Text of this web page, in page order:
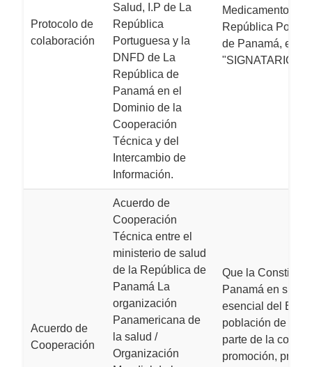
Protocolo de
colaboración
Salud, I.P de La
República
Portuguesa y la
DNFD de La
República de
Panamá en el
Dominio de la
Cooperación
Técnica y del
Intercambio de
Información.
Medicamentos y
República
de Panamá, en
"SIGNATARIOS".
Acuerdo de
Cooperación
Acuerdo de
Cooperación
Técnica entre el
ministerio de salud
de la República de
Panamá La
organización
Panamericana de
la salud /
Organización
Que la
Panamá en su
esencial del
población de la
parte de la
promoción,